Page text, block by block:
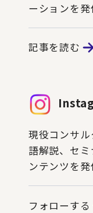
ーションを発
記事を読む
現役コンサ
語解説、セ
ンテンツを発
フォローする